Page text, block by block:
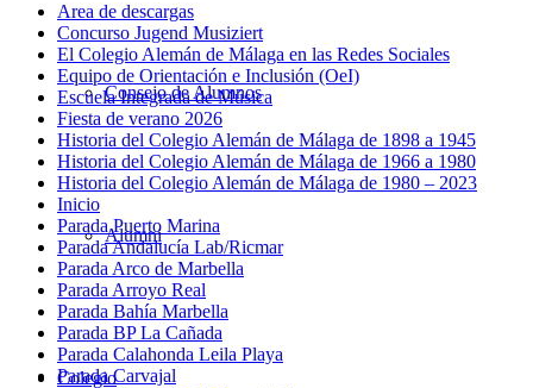
Consejo de Alumnos
Alumni
Colegio
Area de descargas
Concurso Jugend Musiziert
El Colegio Alemán de Málaga en las Redes Sociales
Equipo de Orientación e Inclusión (OeI)
Escuela Integrada de Música
Fiesta de verano 2026
Historia del Colegio Alemán de Málaga de 1898 a 1945
Historia del Colegio Alemán de Málaga de 1966 a 1980
Historia del Colegio Alemán de Málaga de 1980 – 2023
Inicio
Parada Puerto Marina
Parada Andalucía Lab/Ricmar
Parada Arco de Marbella
Parada Arroyo Real
Parada Bahía Marbella
Parada BP La Cañada
Parada Calahonda Leila Playa
Parada Carvajal